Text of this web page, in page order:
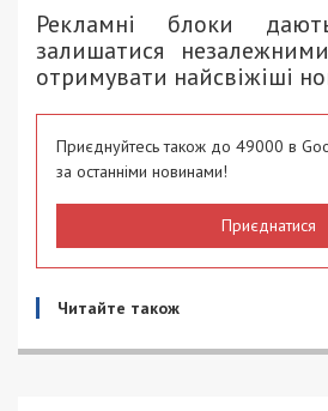
Рекламні блоки
залишатися
отримувати найсвіжіші
Приєднуйтесь також до 49000 в
за останніми новинами!
Приєднатися
Читайте також